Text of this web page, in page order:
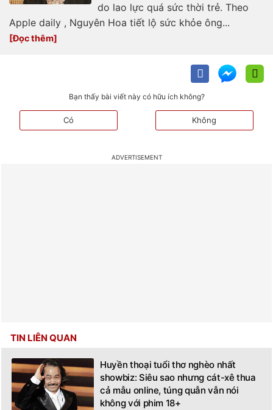
do lao lực quá sức thời trẻ. Theo
Apple daily , Nguyên Hoa tiết lộ sức khỏe ông...
Bạn thấy bài viết này có hữu ích không?
Có Không
TIN LIÊN QUAN
Huyền thoại tuổi thơ nghèo nhất
showbiz: Siêu sao nhưng cát-xê thua
cả mẫu online, túng quẫn vẫn nói
không với phim 18+